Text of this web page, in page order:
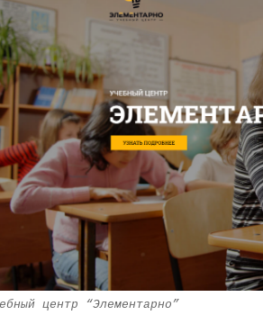
центр “Элементарно”